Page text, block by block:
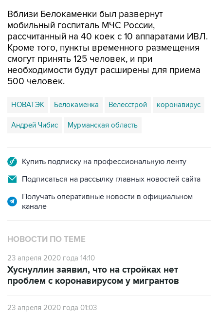
Вблизи Белокаменки был развернут
мобильный госпиталь МЧС России,
рассчитанный на 40 коек с 10 аппаратами ИВЛ.
Кроме того, пункты временного размещения
смогут принять 125 человек, и при
необходимости будут расширены для приема
500 человек.
НОВАТЭК Белокаменка Велесстрой коронавирус
Андрей Чибис Мурманская область
Купить подписку на профессиональную ленту
Подписаться на рассылку главных новостей сайта
Получать оперативные новости в официальном
канале
НОВОСТИ ПО ТЕМЕ
23 апреля 2020 года 14:10
Хуснуллин заявил, что на стройках нет
проблем с коронавирусом у мигрантов
23 апреля 2020 года 01:03